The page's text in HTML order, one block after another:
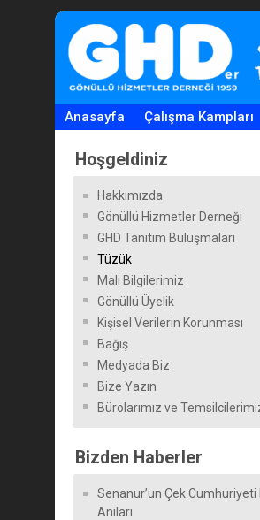
Anasayfa Çalışma Kampları
Hoşgeldiniz
Hakkımızda
Gönüllü Hizmetler Derneği
GHD Tanıtım Buluşmaları
Tüzük
Mali Bilgilerimiz
Gönüllü Üyelik
Kişisel Verilerin Korunması
Bağış
Medyada Biz
Bize Yazın
Bürolarımız ve
Bizden Haberler
Senanur’un Çek
Anıları